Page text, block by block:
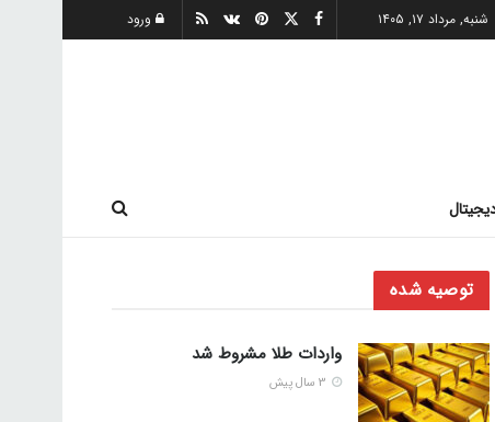
شنبه, مرداد ۱۷, ۱۴۰۵ ورود
توصیه شده
واردات طلا مشروط شد